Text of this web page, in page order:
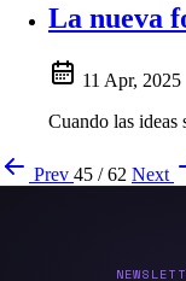
La nueva
11 Apr, 2025
Cuando las ideas
Prev 45 / 62 Next